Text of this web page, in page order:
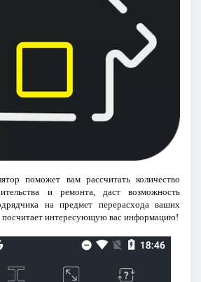
поможет вам рассчитать количество
и ремонта, даст возможность
на предмет перерасхода ваших
посчитает интересующую вас информацию!